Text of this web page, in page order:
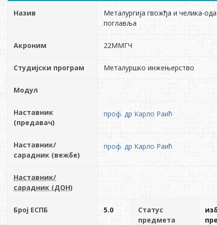
Назив
Металургија гвожђа и челика-
поглавља
Акроним 22ММГЧ
Студијски програм Металуршко инжењерство
Модул
Наставник
(предавач)
проф. др Карло Раић
Наставник/
сарадник (вежбе)
проф. др Карло Раић
Наставник/
сарадник (ДОН)
Број ЕСПБ 5.0
Статус
предмета